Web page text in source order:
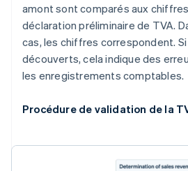
amont sont comparés aux
déclaration préliminaire de TVA.
cas, les chiffres correspondent.
découverts, cela indique des
les enregistrements comptables.
Procédure de validation de la